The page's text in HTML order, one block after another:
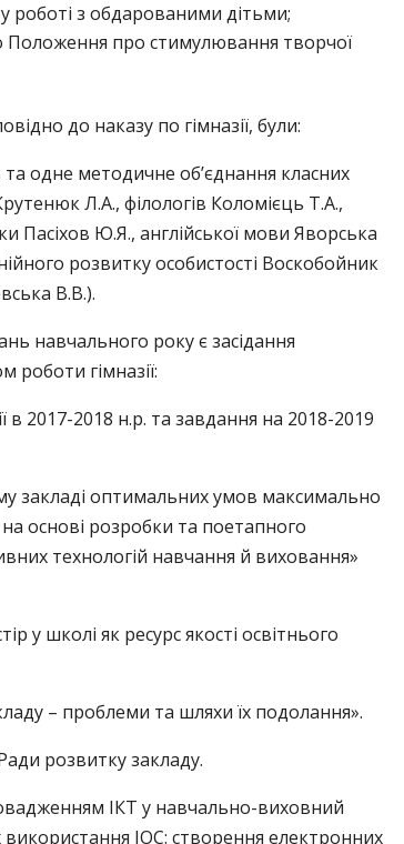
роботі з обдарованими дітьми;
Положення про стимулювання творчої
до наказу по гімназії, були:
одне методичне об’єднання класних
Л.А., філологів Коломієць Т.А.,
Пасіхов Ю.Я., англійської мови Яворська
розвитку особистості Воскобойник
В.В.).
навчального року є засідання
роботи гімназії:
в 2017-2018 н.р. та завдання на 2018-2019
закладі оптимальних умов максимально
основі розробки та поетапного
технологій навчання й виховання»
у школі як ресурс якості освітнього
– проблеми та шляхи їх подолання».
розвитку закладу.
ІКТ у навчально-виховний
використання ІОС: створення електронних